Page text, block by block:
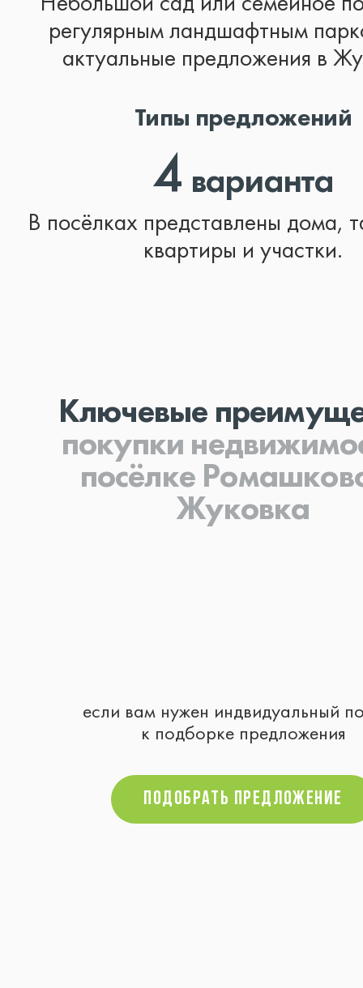
регулярным ландшафтным
актуальные предложения в
Типы предложений
4 варианта
В посёлках представлены дома,
квартиры и участки.
Ключевые
покупки
посёлке
Жуковка
если вам нужен индвидуальный
к подборке предложения
Подобрать предложение